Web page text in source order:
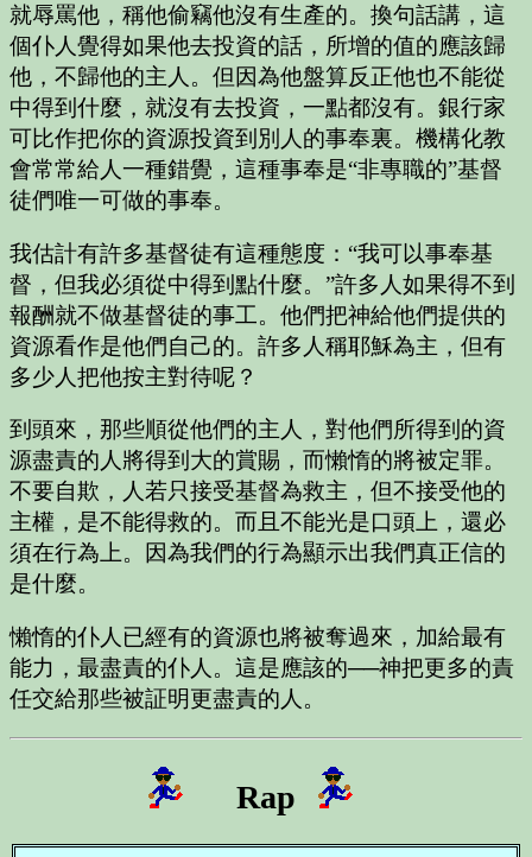
就辱罵他，稱他偷竊他沒有生產的。換句話講，這
個仆人覺得如果他去投資的話，所增的值的應該歸
他，不歸他的主人。但因為他盤算反正他也不能從
中得到什麼，就沒有去投資，一點都沒有。銀行家
可比作把你的資源投資到別人的事奉裏。機構化教
會常常給人一種錯覺，這種事奉是“非專職的”基督
徒們唯一可做的事奉。
我估計有許多基督徒有這種態度：“我可以事奉基
督，但我必須從中得到點什麼。”許多人如果得不到
報酬就不做基督徒的事工。他們把神給他們提供的
資源看作是他們自己的。許多人稱耶穌為主，但有
多少人把他按主對待呢？
到頭來，那些順從他們的主人，對他們所得到的資
源盡責的人將得到大的賞賜，而懶惰的將被定罪。
不要自欺，人若只接受基督為救主，但不接受他的
主權，是不能得救的。而且不能光是口頭上，還必
須在行為上。因為我們的行為顯示出我們真正信的
是什麼。
懶惰的仆人已經有的資源也將被奪過來，加給最有
能力，最盡責的仆人。這是應該的──神把更多的責
任交給那些被証明更盡責的人。
Rap